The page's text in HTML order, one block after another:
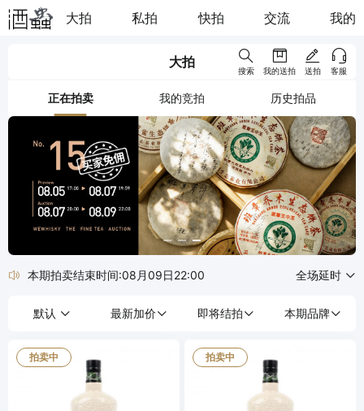
大拍 私拍 快拍 交流 我的
大拍
搜索 我的送拍 送拍 客服
正在拍卖 我的竞拍 历史拍品
本期拍卖结束时间:08月09日22:00 全场延时
默认 最新加价 即将结拍 本期品牌
拍卖中 拍卖中